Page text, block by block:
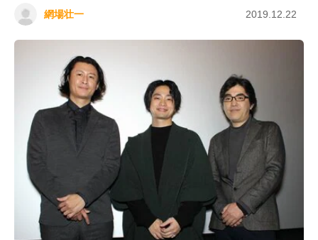
網場壮一 2019.12.22